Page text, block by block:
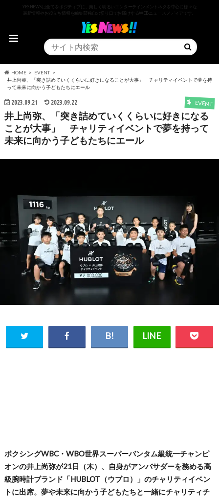
YESNEWSは全てをポジティブに、楽しく明るいエンターテインメントネタを中心に様々な
最新情報やお役立ち情報を編集部独自の切り口でお届けするWEBニュースメディアです。
HOME
EVENT
井上尚弥、「突き詰めていくくらいに好きになることが大事」 チャリティイベントで夢を持
って未来に向かう子どもたちにエール
2023.09.21 2023.09.22 EVENT
井上尚弥、「突き詰めていくくらいに好きになる
ことが大事」 チャリティイベントで夢を持って
未来に向かう子どもたちにエール
ボクシングWBC・WBO世界スーパーバンタム級統一チャンピ
オンの井上尚弥が21日（木）、自身がアンバサダーを務める高
級腕時計ブランド「HUBLOT（ウブロ）」のチャリティイベン
トに出席。夢や未来に向かう子どもたちと一緒にチャリティチ